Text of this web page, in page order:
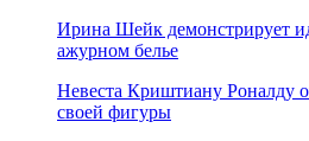
Ирина Шейк демонстрирует
ажурном белье
Невеста Криштиану Роналду
своей фигуры